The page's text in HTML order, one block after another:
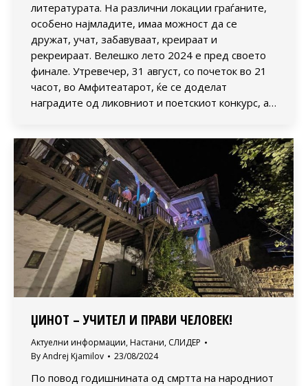
литературата. На различни локации граѓаните,
особено најмладите, имаа можност да се
дружат, учат, забавуваат, креираат и
рекреираат. Велешко лето 2024 е пред своето
финале. Утревечер, 31 август, со почеток во 21
часот, во Амфитеатарот, ќе се доделат
наградите од ликовниот и поетскиот конкурс, а…
ЏИНОТ – УЧИТЕЛ И ПРАВИ ЧЕЛОВЕК!
Актуелни информации, Настани, СЛИДЕР
ByAndrej Kjamilov 23/08/2024
По повод годишнината од смртта на народниот